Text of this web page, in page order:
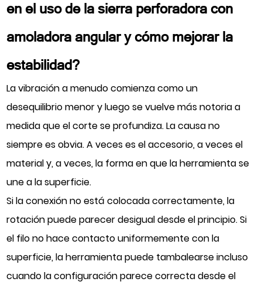
en el uso de la sierra perforadora con
amoladora angular y cómo mejorar la
estabilidad?
La vibración a menudo comienza como un
desequilibrio menor y luego se vuelve más notoria a
medida que el corte se profundiza. La causa no
siempre es obvia. A veces es el accesorio, a veces el
material y, a veces, la forma en que la herramienta se
une a la superficie.
Si la conexión no está colocada correctamente, la
rotación puede parecer desigual desde el principio. Si
el filo no hace contacto uniformemente con la
superficie, la herramienta puede tambalearse incluso
cuando la configuración parece correcta desde el